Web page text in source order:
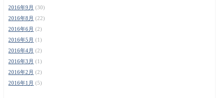
2016年9月 (30)
2016年8月 (22)
2016年6月 (2)
2016年5月 (1)
2016年4月 (2)
2016年3月 (1)
2016年2月 (2)
2016年1月 (5)